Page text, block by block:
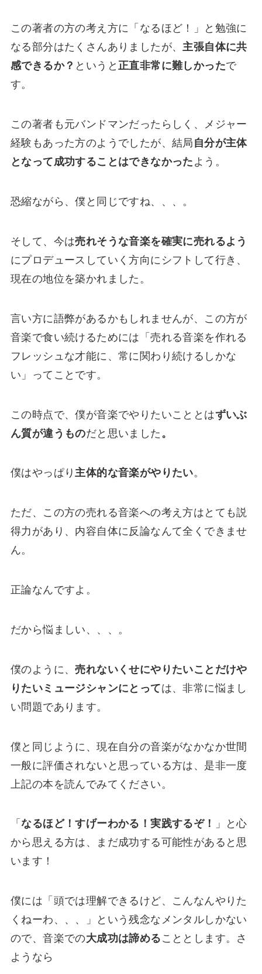
この著者の方の考え方に「なるほど！」と勉強に
なる部分はたくさんありましたが、主張自体に共
感できるか？ というと 正直非常に難しかったで
す。
この著者も元バンドマンだったらしく、メジャー
経験もあった方のようでしたが、結局 自分が主体
となって成功することはできなかった よう。
恐縮ながら、僕と同じですね、、、。
そして、今は売れそうな音楽を確実に売れるよう
にプロデュースしていく方向にシフトして行き、
現在の地位を築かれました。
言い方に語弊があるかもしれませんが、この方が
音楽で食い続けるためには「売れる音楽を作れる
フレッシュな才能に、常に関わり続けるしかな
い 」ってことです。
この時点で、僕が音楽でやりたいこととはずいぶ
ん質が違うものだと思いました 。
僕はやっぱり主体的な音楽がやりたい。
ただ、 この方の売れる音楽への考え方はとても説
得力があり 、内容自体に反論なんて全くできませ
ん。
正論なんですよ。
だから悩ましい、、、。
僕のように、売れないくせにやりたいことだけや
りたいミュージシャンにとっては、非常に悩まし
い問題であります。
僕と同じように、現在自分の音楽がなかなか世間
一般に評価されないと思っている方は、是非一度
上記の本を読んでみてください。
「なるほど！すげーわかる！実践するぞ！
」と心
から思える方は、まだ成功する可能性があると思
います！
僕には「頭では理解できるけど、こんなんやりた
くねーわ、、、」という残念なメンタルしかない
ので、音楽での大成功は諦める こととします。さ
ようなら